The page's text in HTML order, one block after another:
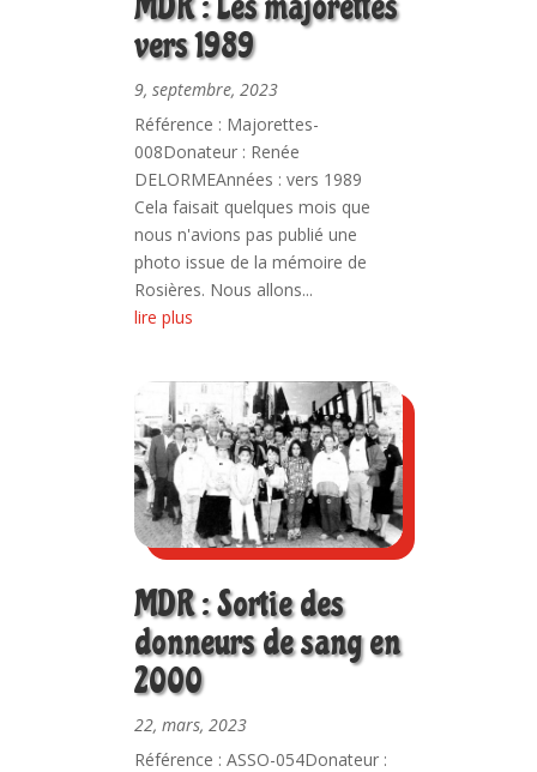
vers 1989
9, septembre, 2023
Référence : Majorettes-
008Donateur : Renée
DELORMEAnnées : vers 1989
Cela faisait quelques mois que
nous n'avions pas publié une
photo issue de la mémoire de
Rosières. Nous allons...
lire plus
MDR : Sortie des
donneurs de sang en
2000
22, mars, 2023
Référence : ASSO-054Donateur :